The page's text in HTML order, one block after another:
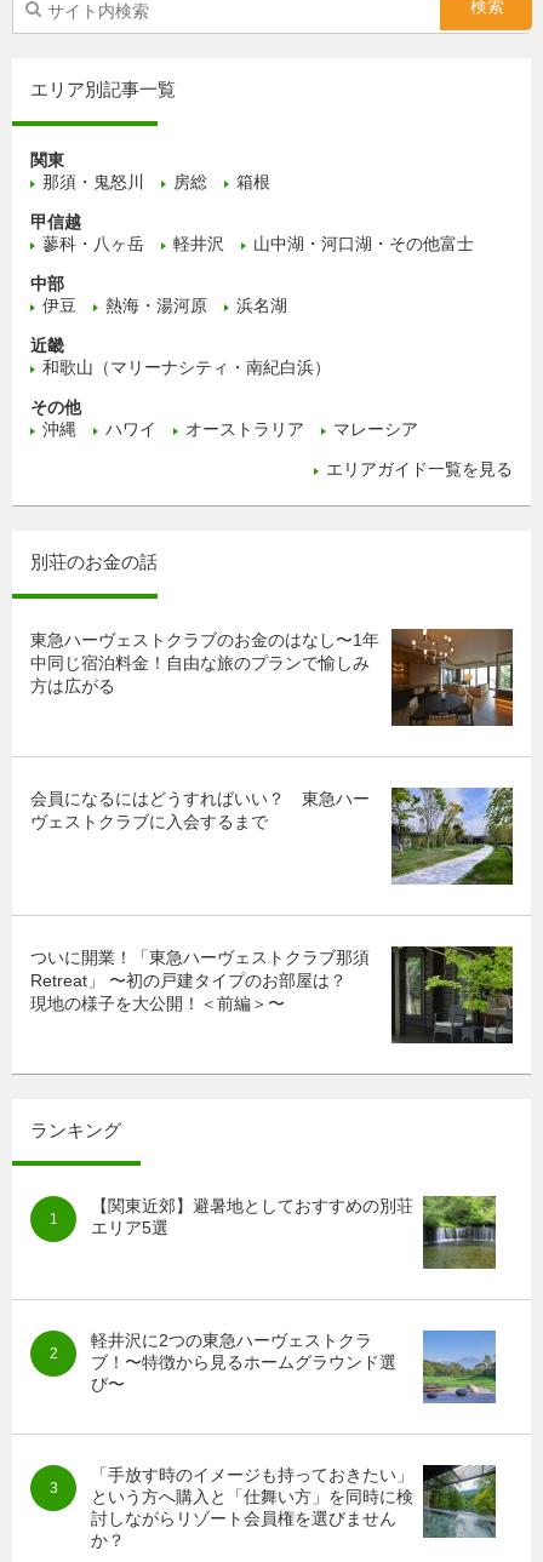
エリア別記事一覧
関東
那須・鬼怒川
房総 箱根
甲信越
蓼科・八ヶ岳
軽井沢 山中湖・河口湖・その他富士
中部
伊豆
熱海・湯河原 浜名湖
近畿
和歌山（マリーナシティ・南紀白浜）
その他
沖縄
ハワイ オーストラリア マレーシア
エリアガイド一覧を見る
別荘のお金の話
東急ハーヴェストクラブのお金のはなし〜1年
中同じ宿泊料金！自由な旅のプランで愉しみ
方は広がる
会員になるにはどうすればいい？ 東急ハー
ヴェストクラブに入会するまで
ついに開業！「東急ハーヴェストクラブ那須
Retreat」 〜初の戸建タイプのお部屋は？
現地の様子を大公開！＜前編＞〜
ランキング
【関東近郊】避暑地としておすすめの別荘
エリア5選
軽井沢に2つの東急ハーヴェストクラ
ブ！〜特徴から見るホームグラウンド選
び〜
「手放す時のイメージも持っておきたい」
という方へ購入と「仕舞い方」を同時に検
討しながらリゾート会員権を選びません
か？